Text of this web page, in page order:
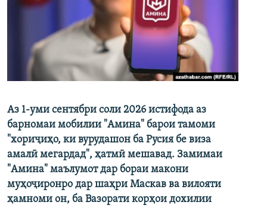
Аз 1-уми сентябри соли 2026 истифода аз
барномаи мобилии "Амина" барои тамоми
"хориҷиҳо, ки вурудашон ба Русия бе виза
амалӣ мегардад", ҳатмӣ мешавад. Замимаи
"Амина" маълумот дар бораи макони
муҳоҷиронро дар шаҳри Маскав ва вилояти
ҳамноми он, ба Вазорати корҳои дохилии